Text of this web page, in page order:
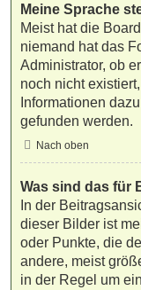
Meine Sprache
Meist hat die
niemand hat das
Administrator, ob
noch nicht
Informationen
gefunden werden.
Nach oben
Was sind das für
In der
dieser Bilder ist
oder Punkte, die
andere, meist
in der Regel um